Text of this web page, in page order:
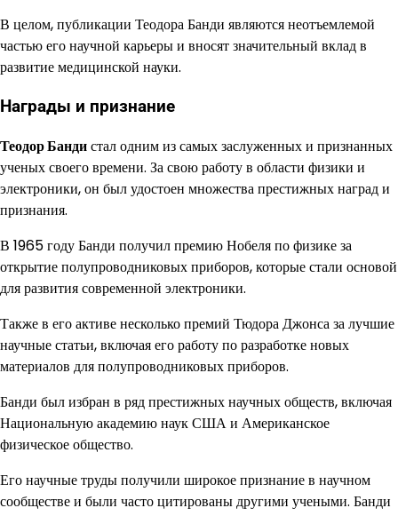
В целом, публикации Теодора Банди являются неотъемлемой
частью его научной карьеры и вносят значительный вклад в
развитие медицинской науки.
Награды и признание
Теодор Бандистал одним из самых заслуженных и признанных
ученых своего времени. За свою работу в области физики и
электроники, он был удостоен множества престижных наград и
признания.
В 1965 году Банди получил премию Нобеля по физике за
открытие полупроводниковых приборов, которые стали основой
для развития современной электроники.
Также в его активе несколько премий Тюдора Джонса за лучшие
научные статьи, включая его работу по разработке новых
материалов для полупроводниковых приборов.
Банди был избран в ряд престижных научных обществ, включая
Национальную академию наук США и Американское
физическое общество.
Его научные труды получили широкое признание в научном
сообществе и были часто цитированы другими учеными. Банди